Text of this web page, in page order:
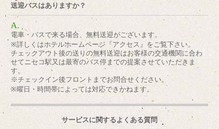
送迎バスはありますか？
電車・バスで来る場合、無料送迎がございます。
※詳しくはホテルホームページ『アクセス』をご覧下さい。
チェックアウト後の送りの無料送迎はお客様の交通機関に合わ
せてニセコ駅又は最寄のバス停までの提案させていただきま
す。
※チェックイン後フロントまでお問合せください。
※曜日・時間帯によっては対応できかねます。
サービスに関するよくある質問